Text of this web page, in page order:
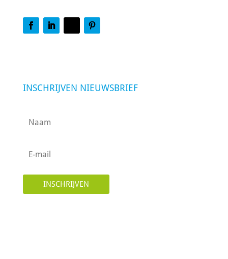
INSCHRIJVEN NIEUWSBRIEF
INSCHRIJVEN